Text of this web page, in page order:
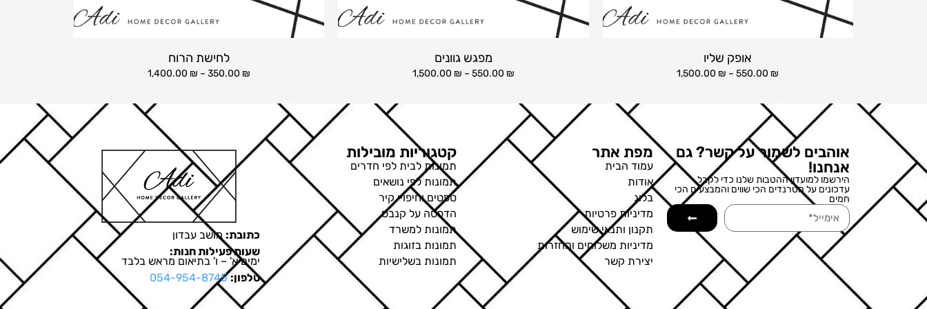
אופק שליו
550.00 ₪
–
1,500.00 ₪
מפגש גוונים
550.00 ₪
–
1,500.00 ₪
לחישת הרוח
350.00 ₪
–
1,400.00 ₪
אוהבים לשמור על קשר? גם
אנחנו!
הירשמו למועדון ההטבות שלנו כדי לקבל
עדכונים על הטרנדים הכי שווים והמבצעים הכי
חמים
מפת אתר
עמוד הבית
אודות
בלוג
מדיניות פרטיות
תקנון ותנאי שימוש
מדיניות משלוחים והחזרות
יצירת קשר
קטגוריות מובילות
תמונות לבית לפי חדרים
תמונות לפי נושאים
טפטים וחיפויי קיר
הדפסה על קנבס
תמונות למשרד
תמונות בזוגות
תמונות בשלישיות
כתובת: מושב עבדון
שעות פעילות חנות:
ימים א' – ו' בתיאום מראש בלבד
טלפון: 054-954-8745